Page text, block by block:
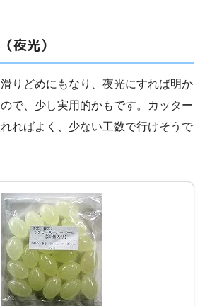
夜光）
りどめにもなり、夜光にすれば明か
で、少し実用的かもです。カッター
ればよく、少ない工数で行けそうで